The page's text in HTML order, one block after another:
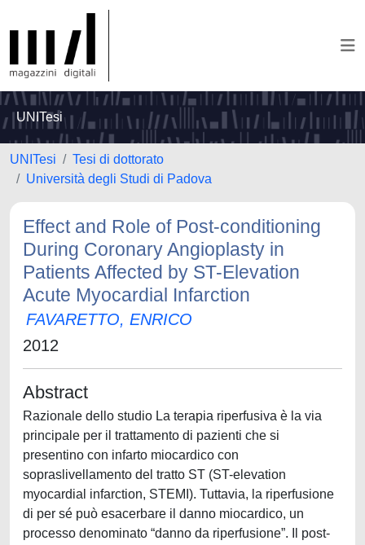
UNITesi
UNITesi
Tesi di dottorato
Università degli Studi di Padova
Effect and Role of Post-conditioning
During Coronary Angioplasty in
Patients Affected by ST-Elevation
Acute Myocardial Infarction
FAVARETTO, ENRICO
2012
Abstract
Razionale dello studio La terapia riperfusiva è la via
principale per il trattamento di pazienti che si
presentino con infarto miocardico con
sopraslivellamento del tratto ST (ST-elevation
myocardial infarction, STEMI). Tuttavia, la riperfusione
di per sé può esacerbare il danno miocardico, un
processo denominato “danno da riperfusione”. Il post-